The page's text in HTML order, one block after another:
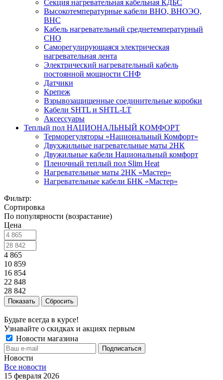
Секция нагревательная кабельная КДБС
Высокотемпературные кабели ВНО, ВНОЭО,
ВНС
Кабель нагревательный среднетемпературный
СНО
Саморегулирующаяся электрическая
нагревательная лента
Электрический нагревательный кабель
постоянной мощности СНФ
Датчики
Крепеж
Взрывозащищенные соединительные коробки
Кабели SHTL и SHTL-LT
Аксессуары
Теплый пол НАЦИОНАЛЬНЫЙ КОМФОРТ
Терморегуляторы «Национальный Комфорт»
Двухжильные нагревательные маты 2НК
Двужильные кабели Национальный комфорт
Пленочный теплый пол Slim Heat
Нагревательные маты 2НК «Мастер»
Нагревательные кабели БНК «Мастер»
Фильтр:
Сортировка
По популярности (возрастание)
Цена
4 865
10 859
16 854
22 848
28 842
Показать Сбросить
Будьте всегда в курсе!
Узнавайте о скидках и акциях первым
Новости магазина
Новости
Все новости
15 февраля 2026